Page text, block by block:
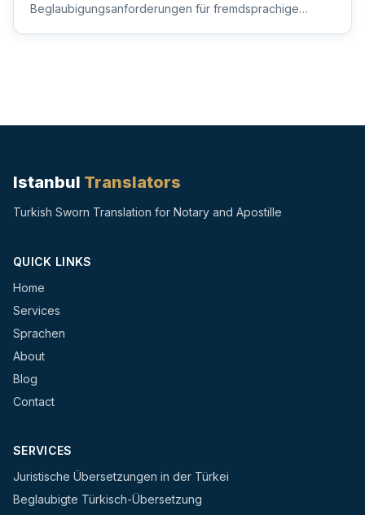
Beglaubigungsanforderungen für fremdsprachige
Istanbul Translators
Turkish Sworn Translation for Notary and Apostille
QUICK LINKS
Home
Services
Sprachen
About
Blog
Contact
SERVICES
Juristische Übersetzungen in der Türkei
Beglaubigte Türkisch-Übersetzung